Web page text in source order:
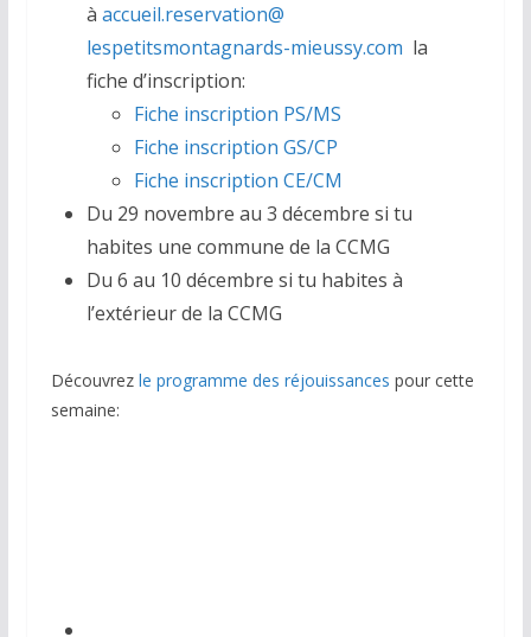
à accueil.reservation@
lespetitsmontagnards-mieussy.com la
fiche d’inscription:
Fiche inscription PS/MS
Fiche inscription GS/CP
Fiche inscription CE/CM
Du 29 novembre au 3 décembre si tu
habites une commune de la CCMG
Du 6 au 10 décembre si tu habites à
l’extérieur de la CCMG
Découvrez le programme des réjouissances pour cette
semaine: